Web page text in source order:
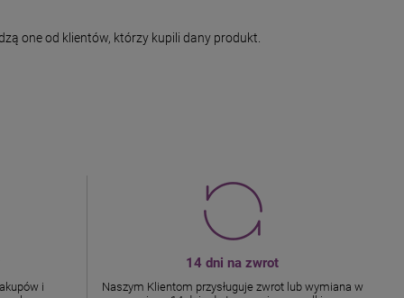
one od klientów, którzy kupili dany produkt.
i
14 dni na zwrot
Naszym Klientom przysługuje zwrot lub wymiana w